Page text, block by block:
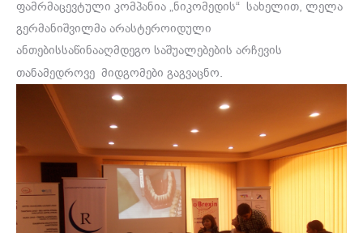
ფამრმაცევტული კომპანია „ნიკომედის“ სახელით, ლელა
გერმანიშვილმა არასტეროიდული
ანთებისსაწინააღმდეგო საშუალებების არჩევის
თანამედროვე მიდგომები გაგვაცნო.